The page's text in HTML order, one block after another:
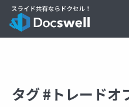
タグ #トレードオ